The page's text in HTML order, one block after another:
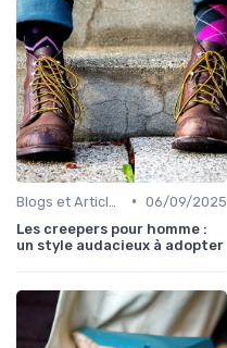
• 06/09/2025
Les creepers pour homme :
un style audacieux à adopter